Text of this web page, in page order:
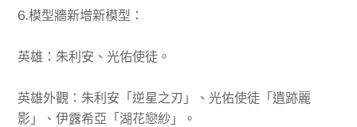
6.模型牆新增新模型：
英雄：朱利安、光佑使徒。
英雄外觀：朱利安「逆星之刃」、光佑使徒「遺跡麗
影」、伊露希亞「湖花戀紗」。